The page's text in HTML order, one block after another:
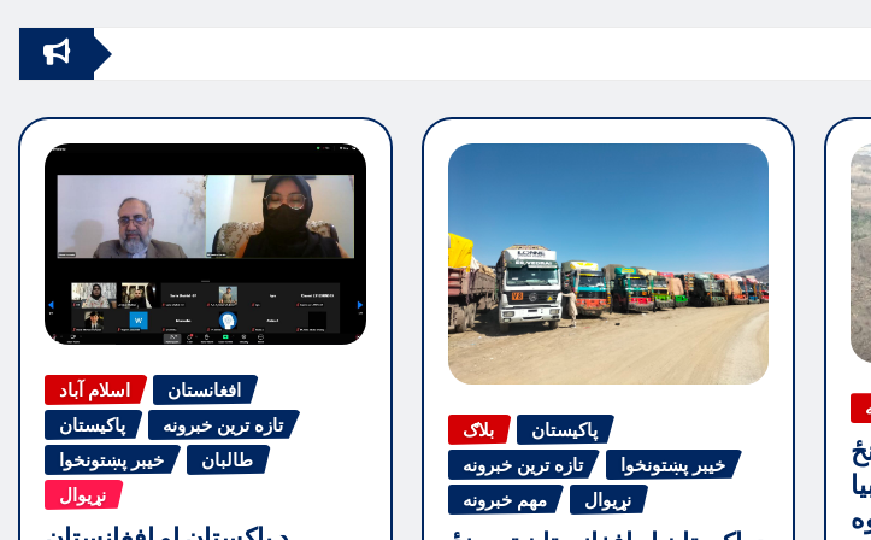
اسلام آباد
افغانستان
پاکیستان
تازه ترین خبرونه
خیبر پښتونخوا
طالبان
نړیوال
بلاګ
پاکیستان
تازه ترین خبرونه
خیبر پښتونخوا
مهم خبرونه
نړیوال